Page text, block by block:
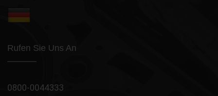
Rufen Sie Uns An
0800-0044333